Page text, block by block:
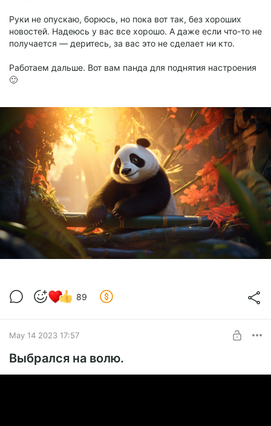
Руки не опускаю, борюсь, но пока вот так, без хороших
новостей. Надеюсь у вас все хорошо. А даже если что-то не
получается — деритесь, за вас это не сделает ни кто.
Работаем дальше. Вот вам панда для поднятия настроения
🙂
89
May 14 2023 17:57
Выбрался на волю.